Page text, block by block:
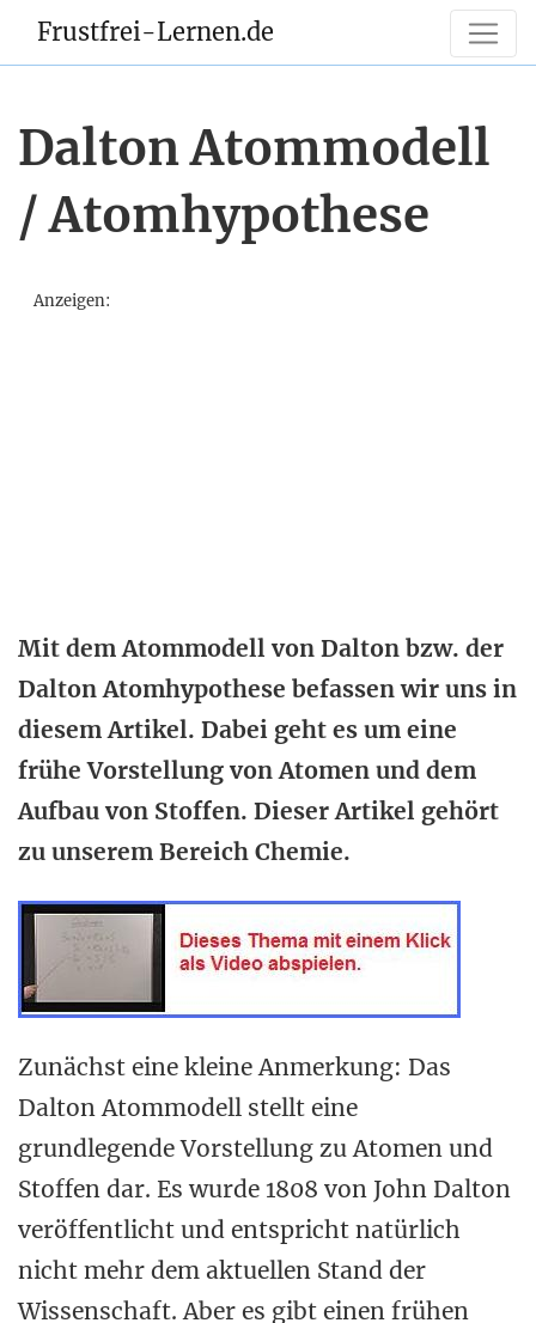
Frustfrei-Lernen.de
Dalton Atommodell
/ Atomhypothese
Anzeigen:
Mit dem Atommodell von Dalton bzw. der
Dalton Atomhypothese befassen wir uns in
diesem Artikel. Dabei geht es um eine
frühe Vorstellung von Atomen und dem
Aufbau von Stoffen. Dieser Artikel gehört
zu unserem Bereich Chemie.
Zunächst eine kleine Anmerkung: Das
Dalton Atommodell stellt eine
grundlegende Vorstellung zu Atomen und
Stoffen dar. Es wurde 1808 von John Dalton
veröffentlicht und entspricht natürlich
nicht mehr dem aktuellen Stand der
Wissenschaft. Aber es gibt einen frühen